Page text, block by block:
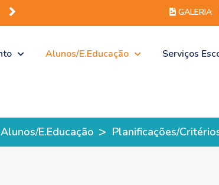
GALERIA
Alunos/E.Educação Serviços
Alunos/E.Educação > Planificações/